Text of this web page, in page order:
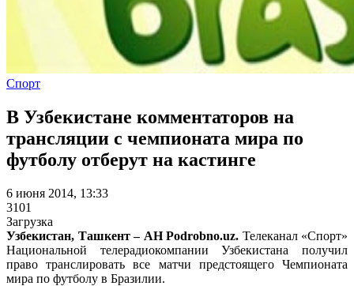
Спорт
В Узбекистане комментаторов на
трансляции с чемпионата мира по
футболу отберут на кастинге
6 июня 2014, 13:33
3101
Загрузка
Узбекистан, Ташкент – АН Podrobno.uz. Телеканал «Спорт»
Национальной телерадиокомпании Узбекистана получил
право транслировать все матчи предстоящего Чемпионата
мира по футболу в Бразилии.